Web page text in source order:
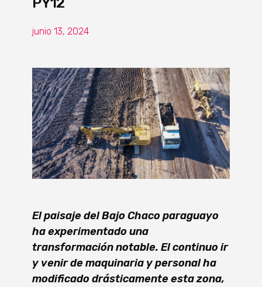
junio 13, 2024
El paisaje del Bajo Chaco paraguayo
ha experimentado una
transformación notable. El continuo ir
y venir de maquinaria y personal ha
modificado drásticamente esta zona,